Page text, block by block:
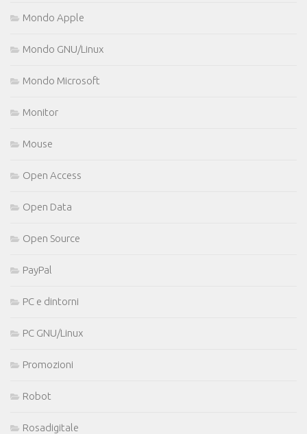
Mondo Apple
Mondo GNU/Linux
Mondo Microsoft
Monitor
Mouse
Open Access
Open Data
Open Source
PayPal
PC e dintorni
PC GNU/Linux
Promozioni
Robot
Rosadigitale